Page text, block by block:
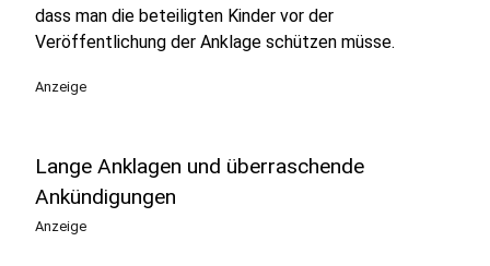
dass man die beteiligten Kinder vor der
Veröffentlichung der Anklage schützen müsse.
Anzeige
Lange Anklagen und überraschende
Ankündigungen
Anzeige